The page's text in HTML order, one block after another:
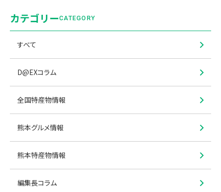
カテゴリーCATEGORY
すべて
D@EXコラム
全国特産物情報
熊本グルメ情報
熊本特産物情報
編集長コラム